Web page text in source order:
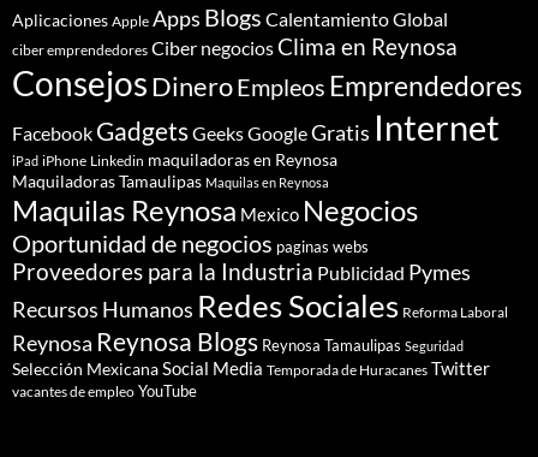
Aplicaciones Apple Apps Blogs Calentamiento Global
ciber emprendedores Ciber negociosClima en Reynosa
ConsejosDineroEmpleos Emprendedores
Facebook GadgetsGeeksGoogleGratis Internet
iPad iPhone Linkedin maquiladoras en Reynosa
Maquiladoras Tamaulipas Maquilas en Reynosa
Maquilas Reynosa Mexico Negocios
Oportunidad de negocios paginas webs
Proveedores para la Industria Publicidad Pymes
Recursos Humanos Redes Sociales Reforma Laboral
Reynosa Reynosa Blogs Reynosa Tamaulipas Seguridad
Selección MexicanaSocial Media Temporada de Huracanes Twitter
vacantes de empleo YouTube